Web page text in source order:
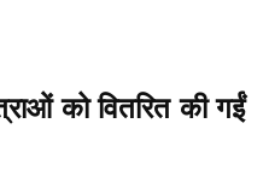
को वितरित की गईं